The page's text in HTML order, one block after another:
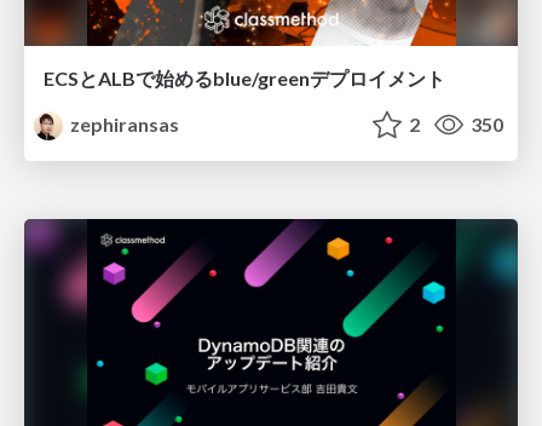
ECSとALBで始めるblue/greenデプロイメント
zephiransas
2 350